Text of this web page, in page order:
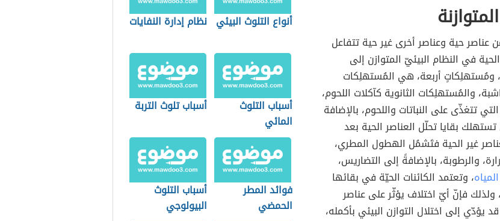
عناصر حية وعناصر أخرى غير حية تتفاعل
في النظام البيئيّ المتوازن إلى
، ومُستهلِكاتٍ أربعة، هي المُستهلِكات
والمُستهلِكات الثانوية كآكلات اللحوم،
تتغذّى على النباتات واللحوم، بالإضافة
بقايا تحلّل العناصر الحية بعد
غير الحية فتَشمُل الهطول المطري،
والرطوبة، بالإضافةً إلى التضاريس،
، وتعتمد الكائنات الحيّة في بقائها
ولذلك فإنّ أيّ اختلاف يؤثّر على عناصر
يؤدّي إلى اختلال التوازن البيئي بأكمله،
أنواع التلوث البيئي نظام إدارة النفايات
أسباب التلوث
المائي
أسباب تلوث التربة
فوائد المطر
الحمضي
أسباب التلوث
البيولوجي